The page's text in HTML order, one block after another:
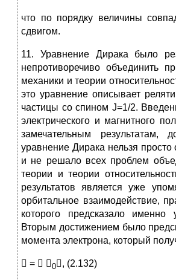
что по порядку величины
сдвигом.
11. Уравнение Дирака было
непротиворечиво объединить
механики и теории
это уравнение описывает
частицы со спином J=1/2.
электрического и магнитного
замечательным результатам,
уравнение Дирака нельзя просто
и не решало всех проблем
теории и теории
результатов является уже
орбитальное взаимодействие,
которого предсказало именно
Вторым достижением было
момента электрона, который
 =  0, (2.132)